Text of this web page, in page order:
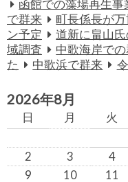
h
f
o
r:
函館での藻場再生事
で群来
町長係長が
ン予定
道新に畠山
域調査
中歌海岸で
た
中歌浜で群来
2026年8月
日 月 火
2
3 4
9
10 11